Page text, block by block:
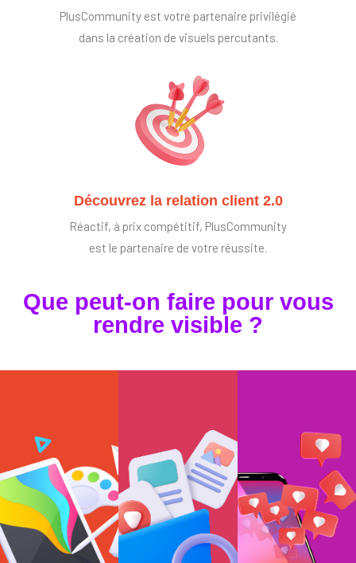
PlusCommunity est votre partenaire privilégié
dans la création de visuels percutants.
Découvrez la relation client 2.0
Réactif, à prix compétitif, PlusCommunity
est le partenaire de votre réussite.
Que peut-on faire pour vous
rendre visible ?